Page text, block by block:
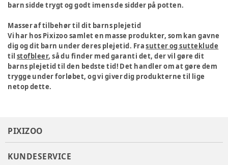
barn sidde trygt og godt imens de sidder på potten.
Masser af tilbehør til dit barns plejetid
Vi har hos Pixizoo samlet en masse produkter, som kan gavne
dig og dit barn under deres plejetid. Frasutter og sutteklude
til stofbleer, så du finder med garanti det, der vil gøre dit
barns plejetid til den bedste tid! Det handler om at gøre dem
trygge under forløbet, og vi giver dig produkterne til lige
netop dette.
PIXIZOO
KUNDESERVICE